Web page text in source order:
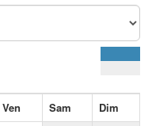
Ven Sam
Dim